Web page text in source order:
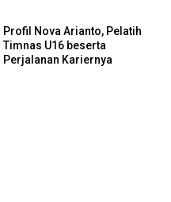
Profil Nova Arianto, Pelatih
Timnas U16 beserta
Perjalanan Kariernya